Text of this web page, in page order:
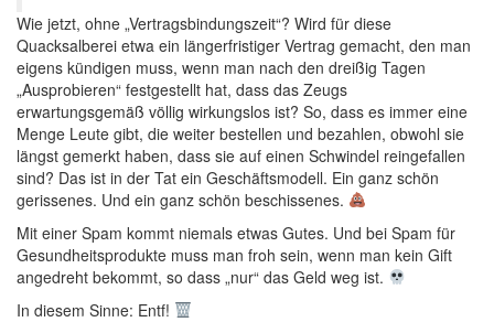
Wie jetzt, ohne „Vertragsbindungszeit“? Wird für diese
Quacksalberei etwa ein längerfristiger Vertrag gemacht, den man
eigens kündigen muss, wenn man nach den dreißig Tagen
„Ausprobieren“ festgestellt hat, dass das Zeugs
erwartungsgemäß völlig wirkungslos ist? So, dass es immer eine
Menge Leute gibt, die weiter bestellen und bezahlen, obwohl sie
längst gemerkt haben, dass sie auf einen Schwindel reingefallen
sind? Das ist in der Tat ein Geschäftsmodell. Ein ganz schön
gerissenes. Und ein ganz schön beschissenes.
Mit einer Spam kommt niemals etwas Gutes. Und bei Spam für
Gesundheitsprodukte muss man froh sein, wenn man kein Gift
angedreht bekommt, so dass „nur“ das Geld weg ist.
In diesem Sinne: Entf!